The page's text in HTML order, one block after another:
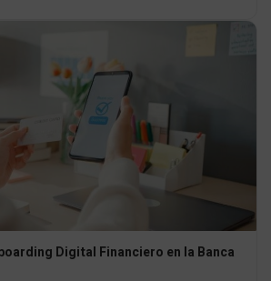
Digital Financiero en la Banca